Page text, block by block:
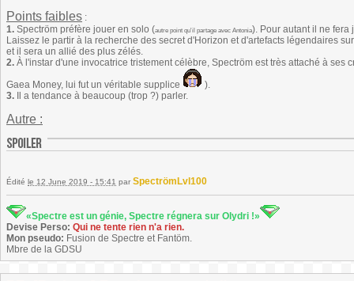
Points faibles :
1. Spectröm préfère jouer en solo (autre point qu'il partage avec Antonia). Pour autant il ne
Laissez le partir à la recherche des secret d'Horizon et d'artefacts légendaires
et il sera un allié des plus zélés.
2. À l'instar d'une invocatrice tristement célèbre, Spectröm est très attaché à
Gaea Money, lui fut un véritable supplice
).
3. Il a tendance à beaucoup (trop ?) parler.
Autre :
Édité le 12 June 2019 - 15:41 par SpectrömLvl100
«Spectre est un génie, Spectre régnera sur Olydri !»
Devise Perso: Qui ne tente rien n'a rien.
Mon pseudo: Fusion de Spectre et Fantöm.
Mbre de la GDSU